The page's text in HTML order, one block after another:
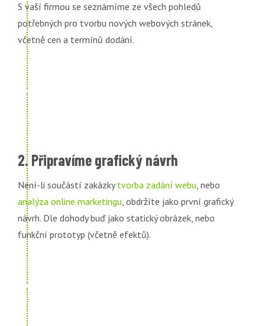
S vaší firmou se seznámíme ze všech pohledů
potřebných pro tvorbu nových webových stránek,
včetně cen a termínů dodání.
2. Připravíme grafický návrh
Není-li součástí zakázkytvorba zadání webu, nebo
analýza online marketingu, obdržíte jako první grafický
návrh. Dle dohody buď jako statický obrázek, nebo
funkční prototyp (včetně efektů).